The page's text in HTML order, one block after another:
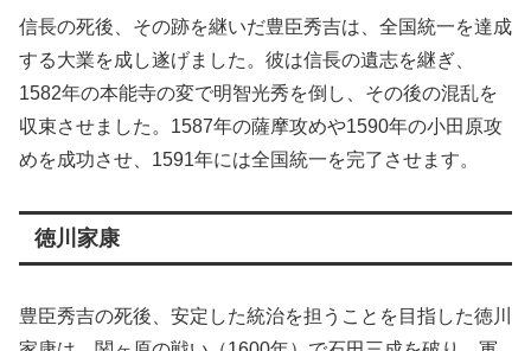
信長の死後、その跡を継いだ豊臣秀吉は、全国統一を達成
する大業を成し遂げました。彼は信長の遺志を継ぎ、
1582年の本能寺の変で明智光秀を倒し、その後の混乱を
収束させました。1587年の薩摩攻めや1590年の小田原攻
めを成功させ、1591年には全国統一を完了させます。
徳川家康
豊臣秀吉の死後、安定した統治を担うことを目指した徳川